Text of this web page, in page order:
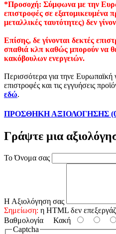
*Προσοχή: Σύμφωνα με την
επιστροφές σε εξατομικευμένα
μεταλλικές ταυτότητες) δεν
Επίσης, δε γίνονται δεκτές
σπαθιά κλπ καθώς μπορούν να
κακόβουλων ενεργειών.
Περισσότερα για τηνε Ευρωπαϊκή
επιστροφές και τις εγγυήσεις
εδώ.
ΠΡΟΣΘΗΚΗ ΑΞΙΟΛΟΓΗΣΗΣ
Γράψτε μια
Το Όνομα σας
Η Αξιολόγηση σας
Σημείωση: η HTML δεν
Βαθμολογία Κακή
Captcha